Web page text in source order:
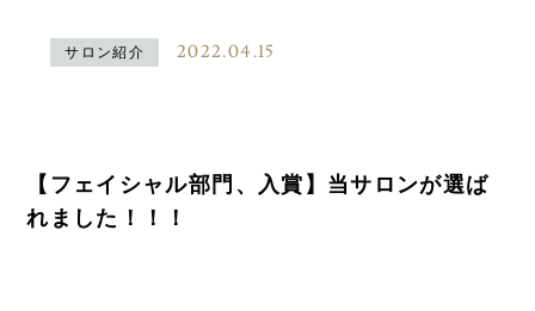
サロン紹介 2022.04.15
【フェイシャル部門、入賞】当サロンが選ば
れました！！！